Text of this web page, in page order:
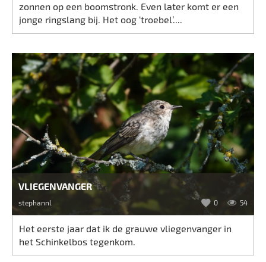
zonnen op een boomstronk. Even later komt er een
jonge ringslang bij. Het oog ‘troebel’....
VLIEGENVANGER
stephannl 0 54
Het eerste jaar dat ik de grauwe vliegenvanger in
het Schinkelbos tegenkom.